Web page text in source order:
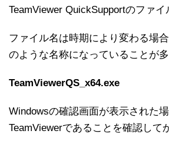
TeamViewer QuickSupportのファイ
ファイル名は時期により変わる場
のような名称になっていることが多
TeamViewerQS_x64.exe
Windowsの確認画面が表示された
TeamViewerであることを確認して